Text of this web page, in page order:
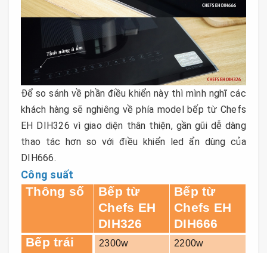
Để so sánh về phần điều khiển này thì mình nghĩ các
khách hàng sẽ nghiêng về phía model bếp từ Chefs
EH DIH326 vì giao diện thân thiện, gần gũi dễ dàng
thao tác hơn so với điều khiển led ẩn dùng của
DIH666.
Công suất
Thông số
Bếp từ
Chefs EH
DIH326
Bếp từ
Chefs EH
DIH666
Bếp trái
2300w
2200w